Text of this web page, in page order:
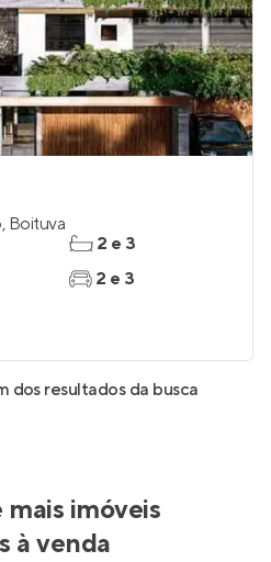
, Boituva
2 e 3
2 e 3
dos resultados da busca
imóveis
à venda